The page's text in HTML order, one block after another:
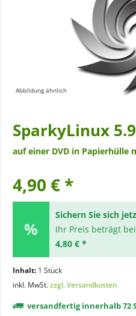
Abbildung ähnlich
SparkyLinux 5.9
auf einer DVD in Papierhülle
4,90 € *
Sichern Sie sich
Ihr Preis beträgt
4,80 € *
Inhalt: 1 Stück
inkl. MwSt.zzgl. Versandkosten
versandfertig innerhalb 72